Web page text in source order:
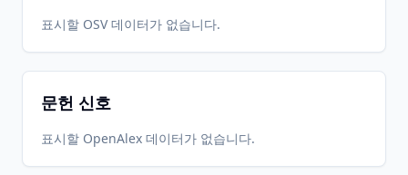
CRAN 1.7.6
CRAN
표시할 OSV 데이터가 없습니다.
문헌 신호
표시할 OpenAlex 데이터가 없습니다.